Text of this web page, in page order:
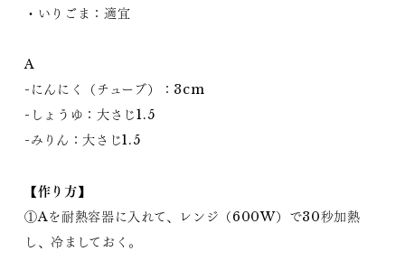
・いりごま：適宜
A
-にんにく（チューブ）：3cm
-しょうゆ：大さじ1.5
-みりん：大さじ1.5
【作り方】
①Aを耐熱容器に入れて、レンジ（600W）で30秒加熱
し、冷ましておく。